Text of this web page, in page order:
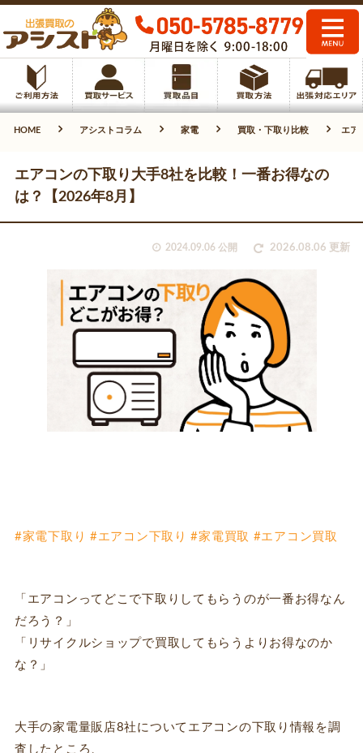
HOME アシストコラム 家電 買取・下取り比較 エア
エアコンの下取り大手8社を比較！一番お得なの
は？【2026年8月】
2024.09.06 公開 2026.08.06 更新
#家電下取り #エアコン下取り #家電買取 #エアコン買取
「エアコンってどこで下取りしてもらうのが一番お得なん
だろう？」
「リサイクルショップで買取してもらうよりお得なのか
な？」
大手の家電量販店8社についてエアコンの下取り情報を調
査したところ、